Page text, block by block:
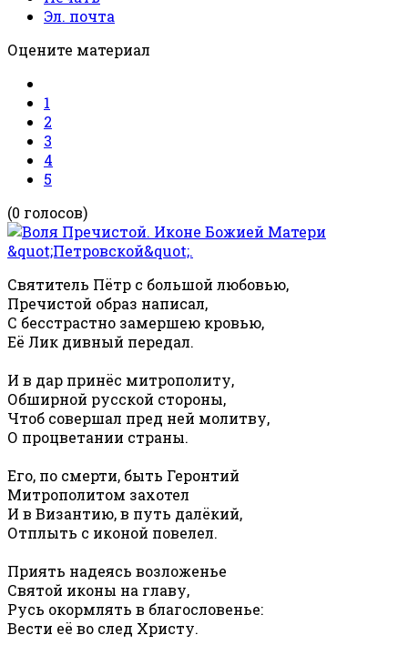
Эл. почта
Оцените материал
1
2
3
4
5
(0 голосов)
Святитель Пётр с большой любовью,
Пречистой образ написал,
С бесстрастно замершею кровью,
Её Лик дивный передал.
И в дар принёс митрополиту,
Обширной русской стороны,
Чтоб совершал пред ней молитву,
О процветании страны.
Его, по смерти, быть Геронтий
Митрополитом захотел
И в Византию, в путь далёкий,
Отплыть с иконой повелел.
Приять надеясь возложенье
Святой иконы на главу,
Русь окормлять в благословенье:
Вести её во след Христу.